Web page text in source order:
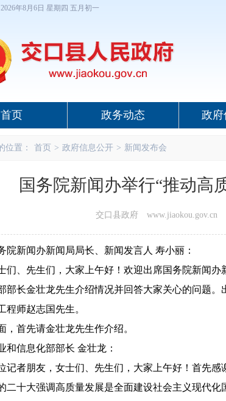
2026年8月6日 星期四 五月初一
首页 政务动态 政府
位置： 首页 > 政府信息公开 > 新闻发布会
国务院新闻办举行“推动高
交口县政府 www.jiaokou.gov.cn
院新闻办新闻局局长、新闻发言人 寿小丽：
们、先生们，大家上午好！欢迎出席国务院新闻
部长金壮龙先生介绍情况并回答大家关心的问题
程师赵志国先生。
，首先请金壮龙先生作介绍。
和信息化部部长 金壮龙 ：
记者朋友，女士们、先生们，大家上午好！首先感
二十大强调高质量发展是全面建设社会主义现代